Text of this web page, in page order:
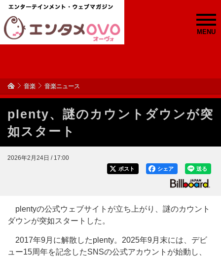
MENU
音楽 音楽ニュース
plenty、謎のカウントダウンが突
如スタート
2026年2月24日 / 17:00
送る
シェア
ポスト
plentyの公式ウェブサイトが立ち上がり、謎のカウント
ダウンが突如スタートした。
2017年9月に解散したplenty。2025年9月末には、デビ
ュー15周年を記念したSNSの公式アカウントが始動し、